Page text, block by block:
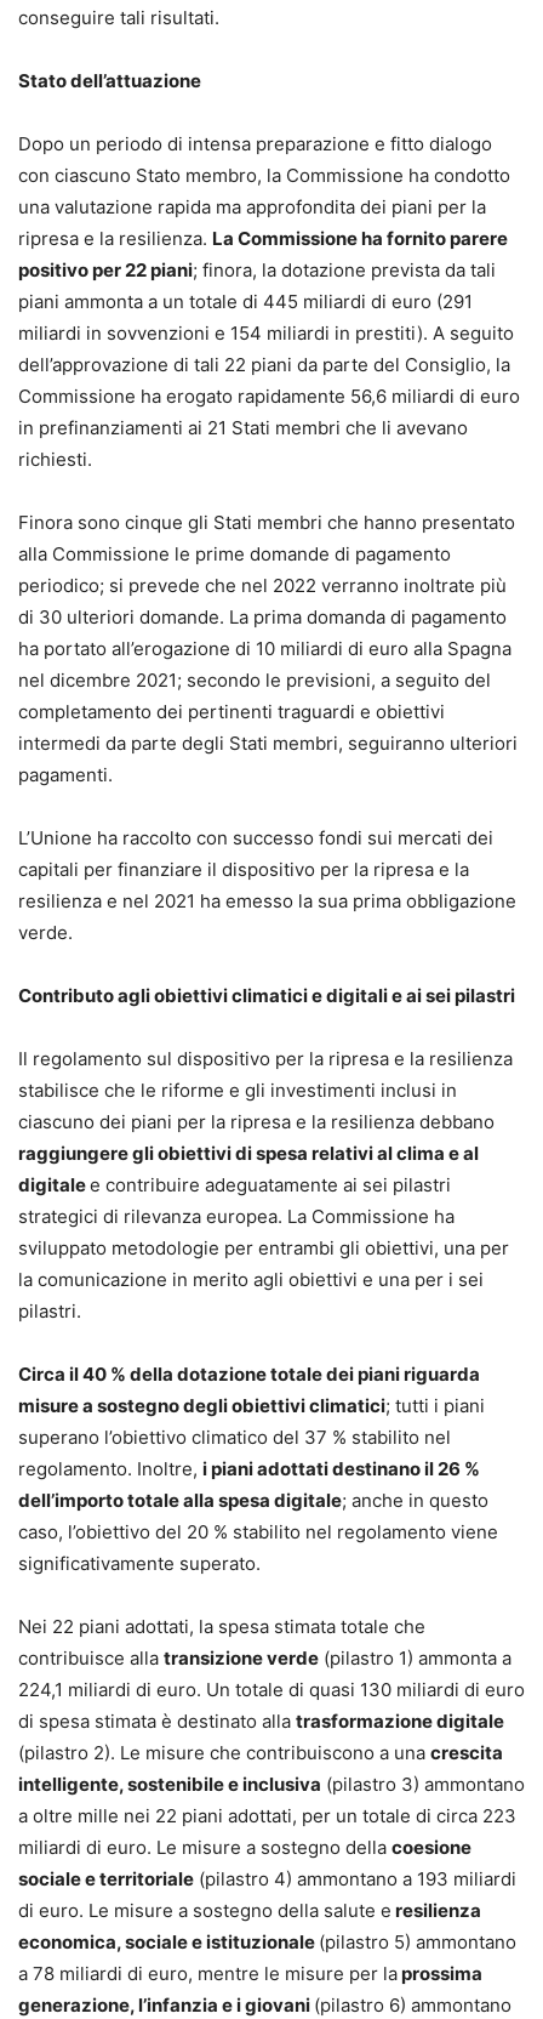
conseguire tali risultati.
Stato dell’attuazione
Dopo un periodo di intensa preparazione e fitto dialogo
con ciascuno Stato membro, la Commissione ha condotto
una valutazione rapida ma approfondita dei piani per la
ripresa e la resilienza. La Commissione ha fornito parere
positivo per 22 piani; finora, la dotazione prevista da tali
piani ammonta a un totale di 445 miliardi di euro (291
miliardi in sovvenzioni e 154 miliardi in prestiti). A seguito
dell’approvazione di tali 22 piani da parte del Consiglio, la
Commissione ha erogato rapidamente 56,6 miliardi di euro
in prefinanziamenti ai 21 Stati membri che li avevano
richiesti.
Finora sono cinque gli Stati membri che hanno presentato
alla Commissione le prime domande di pagamento
periodico; si prevede che nel 2022 verranno inoltrate più
di 30 ulteriori domande. La prima domanda di pagamento
ha portato all’erogazione di 10 miliardi di euro alla Spagna
nel dicembre 2021; secondo le previsioni, a seguito del
completamento dei pertinenti traguardi e obiettivi
intermedi da parte degli Stati membri, seguiranno ulteriori
pagamenti.
L’Unione ha raccolto con successo fondi sui mercati dei
capitali per finanziare il dispositivo per la ripresa e la
resilienza e nel 2021 ha emesso la sua prima obbligazione
verde.
Contributo agli obiettivi climatici e digitali e ai sei pilastri
Il regolamento sul dispositivo per la ripresa e la resilienza
stabilisce che le riforme e gli investimenti inclusi in
ciascuno dei piani per la ripresa e la resilienza debbano
raggiungere gli obiettivi di spesa relativi al clima e al
digitalee contribuire adeguatamente ai sei pilastri
strategici di rilevanza europea. La Commissione ha
sviluppato metodologie per entrambi gli obiettivi, una per
la comunicazione in merito agli obiettivi e una per i sei
pilastri.
Circa il 40 % della dotazione totale dei piani riguarda
misure a sostegno degli obiettivi climatici; tutti i piani
superano l’obiettivo climatico del 37 % stabilito nel
regolamento. Inoltre, i piani adottati destinano il 26 %
dell’importo totale alla spesa digitale; anche in questo
caso, l’obiettivo del 20 % stabilito nel regolamento viene
significativamente superato.
Nei 22 piani adottati, la spesa stimata totale che
contribuisce alla transizione verde (pilastro 1) ammonta a
224,1 miliardi di euro. Un totale di quasi 130 miliardi di euro
di spesa stimata è destinato alla trasformazione digitale
(pilastro 2). Le misure che contribuiscono a una crescita
intelligente, sostenibile e inclusiva (pilastro 3) ammontano
a oltre mille nei 22 piani adottati, per un totale di circa 223
miliardi di euro. Le misure a sostegno della coesione
sociale e territoriale (pilastro 4) ammontano a 193 miliardi
di euro. Le misure a sostegno della salute e resilienza
economica, sociale e istituzionale (pilastro 5) ammontano
a 78 miliardi di euro, mentre le misure per laprossima
generazione, l’infanzia e i giovani (pilastro 6) ammontano